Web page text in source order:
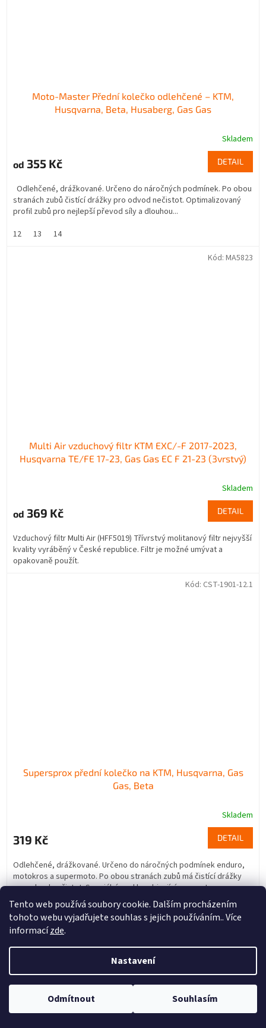
Tento web používá soubory cookie. Dalším procházením
tohoto webu vyjadřujete souhlas s jejich používáním.. Více
informacízde.
Nastavení
Odmítnout Souhlasím
Moto-Master Přední kolečko odlehčené – KTM,
Husqvarna, Beta, Husaberg, Gas Gas
Skladem
od 355 Kč DETAIL
Odlehčené, drážkované. Určeno do náročných podmínek. Po obou
stranách zubů čistící drážky pro odvod nečistot. Optimalizovaný
profil zubů pro nejlepší převod síly a dlouhou...
12
13 14
Multi Air vzduchový filtr KTM EXC/-F 2017-2023,
Husqvarna TE/FE 17-23, Gas Gas EC F 21-23 (3vrstvý)
Skladem
od 369 Kč DETAIL
Vzduchový filtr Multi Air (HFF5019) Třívrstvý molitanový filtr nejvyšší
kvality vyráběný v České republice. Filtr je možné umývat a
opakovaně použít.
Kód: MA5823
Supersprox přední kolečko na KTM, Husqvarna, Gas
Gas, Beta
Skladem
319 Kč DETAIL
Odlehčené, drážkované. Určeno do náročných podmínek enduro,
motokros a supermoto. Po obou stranách zubů má čistící drážky
pro odvod nečistot. Speciální ocel kombinující pevnost a...
12
13 14
Kód: CST-1901-12.1
O
v
á
NAČÍST 12 DALŠÍCH
S
á
k
1 43
510položek celkem